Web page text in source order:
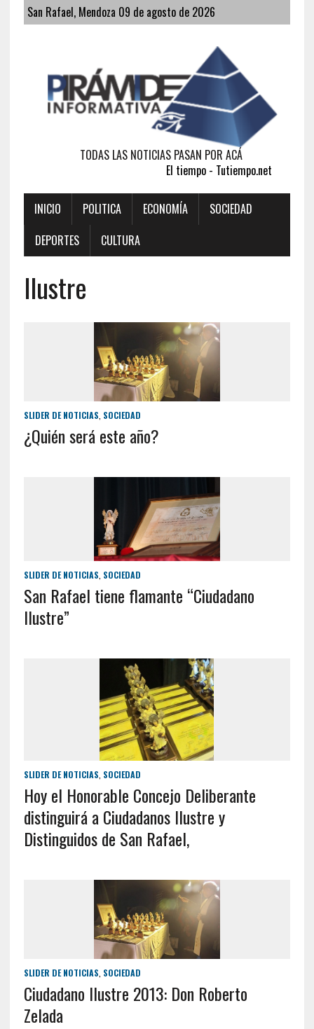
San Rafael, Mendoza 09 de agosto de 2026
TODAS LAS NOTICIAS PASAN POR ACÁ
El tiempo - Tutiempo.net
INICIO POLITICA ECONOMÍA
SOCIEDAD
DEPORTES
CULTURA
Ilustre
SLIDER DE NOTICIAS SOCIEDAD
¿Quién será este año?
SLIDER DE NOTICIAS SOCIEDAD
San Rafael tiene flamante “Ciudadano
Ilustre”
SLIDER DE NOTICIAS SOCIEDAD
Hoy el Honorable Concejo Deliberante
distinguirá a Ciudadanos Ilustre y
Distinguidos de San Rafael,
SLIDER DE NOTICIAS SOCIEDAD
Ciudadano Ilustre 2013: Don Roberto
Zelada